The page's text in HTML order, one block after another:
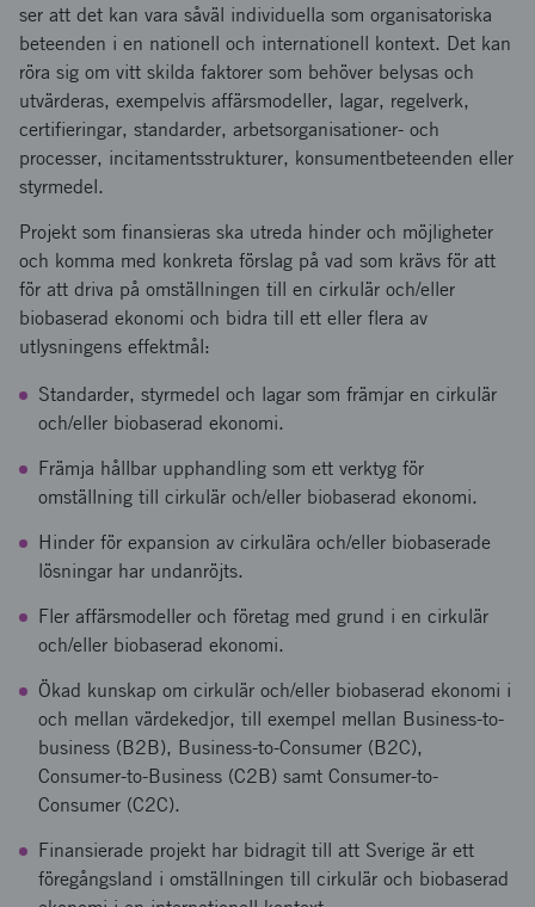
ser att det kan vara såväl individuella som organisatoriska
beteenden i en nationell och internationell kontext. Det kan
röra sig om vitt skilda faktorer som behöver belysas och
utvärderas, exempelvis affärsmodeller, lagar, regelverk,
certifieringar, standarder, arbetsorganisationer- och
processer, incitamentsstrukturer, konsumentbeteenden eller
styrmedel.
Projekt som finansieras ska utreda hinder och möjligheter
och komma med konkreta förslag på vad som krävs för att
för att driva på omställningen till en cirkulär och/eller
biobaserad ekonomi och bidra till ett eller flera av
utlysningens effektmål:
Standarder, styrmedel och lagar som främjar en cirkulär
och/eller biobaserad ekonomi.
Främja hållbar upphandling som ett verktyg för
omställning till cirkulär och/eller biobaserad ekonomi.
Hinder för expansion av cirkulära och/eller biobaserade
lösningar har undanröjts.
Fler affärsmodeller och företag med grund i en cirkulär
och/eller biobaserad ekonomi.
Ökad kunskap om cirkulär och/eller biobaserad ekonomi i
och mellan värdekedjor, till exempel mellan Business-to-
business (B2B), Business-to-Consumer (B2C),
Consumer-to-Business (C2B) samt Consumer-to-
Consumer (C2C).
Finansierade projekt har bidragit till att Sverige är ett
föregångsland i omställningen till cirkulär och biobaserad